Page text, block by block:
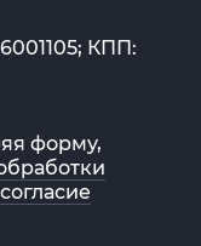
КПП:
форму,